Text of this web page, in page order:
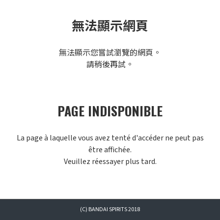
無法顯示網頁
無法顯示您嘗試瀏覽的網頁。
請稍後再試。
PAGE INDISPONIBLE
La page à laquelle vous avez tenté d'accéder ne peut pas
être affichée.
Veuillez réessayer plus tard.
(C) BANDAI SPIRITS 2018